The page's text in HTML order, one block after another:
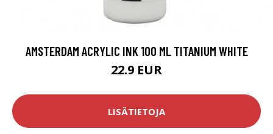
AMSTERDAM ACRYLIC INK 100 ML TITANIUM WHITE
22.9 EUR
LISÄTIETOJA